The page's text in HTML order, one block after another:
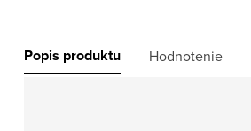
Popis produktu Hodnotenie